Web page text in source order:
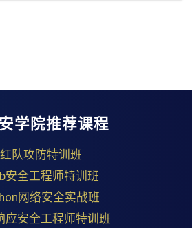
学院推荐课程
红队攻防特训班
安全工程师特训班
网络安全实战班
应安全工程师特训班